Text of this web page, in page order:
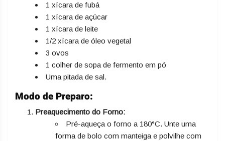
1 xícara de fubá
1 xícara de açúcar
1 xícara de leite
1/2 xícara de óleo vegetal
3 ovos
1 colher de sopa de fermento em pó
Uma pitada de sal.
Modo de Preparo:
Preaquecimento do Forno:
Pré-aqueça o forno a 180°C. Unte uma
forma de bolo com manteiga e polvilhe com